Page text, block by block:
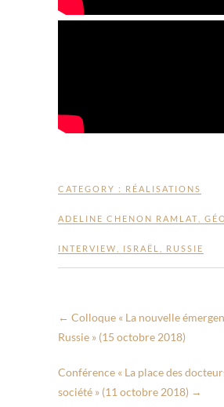
CATEGORY : RÉALISATIONS
ADELINE CHENON RAMLAT
INTERVIEW ISRAËL RUSSIE
← Colloque « La nouvelle
Russie » (15 octobre 2018)
Conférence « La place des
société » (11 octobre 2018) →